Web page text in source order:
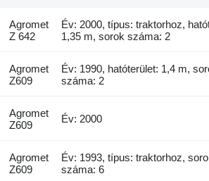
Agromet
Z 642
Év: 2000, típus: traktorhoz,
1,35 m, sorok száma: 2
Agromet
Z609
Év: 1990, hatóterület: 1,4 m,
száma: 2
Agromet
Z609
Év: 2000
Agromet
Z609
Év: 1993, típus: traktorhoz,
száma: 6